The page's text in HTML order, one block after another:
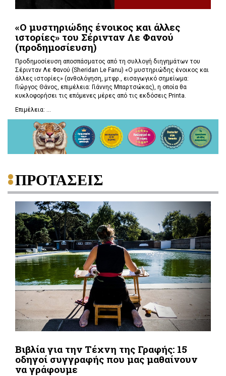
«Ο μυστηριώδης ένοικος και άλλες
ιστορίες» του Σέρινταν Λε Φανού
(προδημοσίευση)
Προδημοσίευση αποσπάσματος από τη συλλογή διηγημάτων του
Σέρινταν Λε Φανού (Sheridan Le Fanu) «Ο μυστηριώδης ένοικος και
άλλες ιστορίες» (ανθολόγηση, μτφρ., εισαγωγικό σημείωμα:
Γιώργος Θάνος, επιμέλεια: Γιάννης Μπαρτσώκας), η οποία θα
κυκλοφορήσει τις επόμενες μέρες από τις εκδόσεις Printa.
Επιμέλεια: ...
ΠΡΟΤΑΣΕΙΣ
Βιβλία για την Τέχνη της Γραφής: 15
οδηγοί συγγραφής που μας μαθαίνουν
να γράφουμε